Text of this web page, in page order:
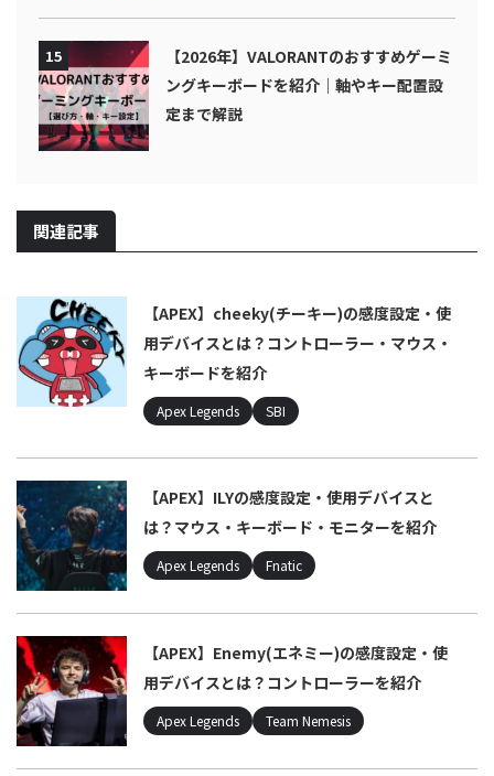
15
【2026年】VALORANTのおすすめゲーミ
ングキーボードを紹介｜軸やキー配置設
定まで解説
関連記事
【APEX】cheeky(チーキー)の感度設定・使
用デバイスとは？コントローラー・マウス・
キーボードを紹介
Apex Legends SBI
【APEX】ILYの感度設定・使用デバイスと
は？マウス・キーボード・モニターを紹介
Apex Legends Fnatic
【APEX】Enemy(エネミー)の感度設定・使
用デバイスとは？コントローラーを紹介
Apex Legends Team Nemesis